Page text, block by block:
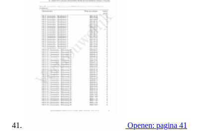
Openen: pagina 41